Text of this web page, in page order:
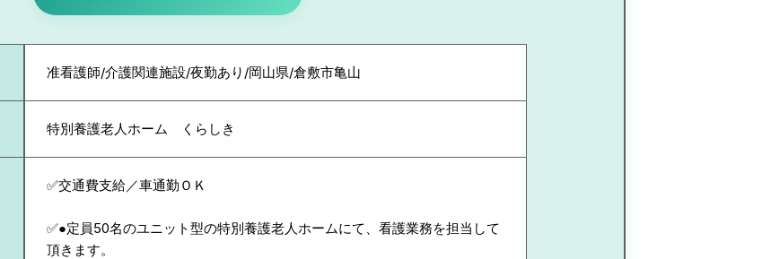
准看護師/介護関連施設/夜勤あり/岡山県/倉敷市亀山
特別養護老人ホーム くらしき
✅交通費支給／車通勤ＯＫ
✅●定員50名のユニット型の特別養護老人ホームにて、看護業務を担当して
頂きます。